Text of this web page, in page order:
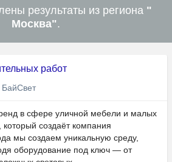
результаты из региона "
Москва".
работ
БайСвет
в сфере уличной мебели и малых
создаёт компания
мы создаем уникальную среду,
оборудование под ключ — от